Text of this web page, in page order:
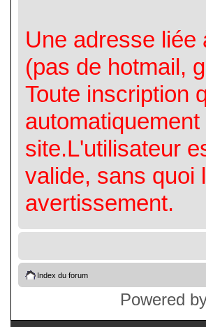
Une adresse liée
(pas de hotmail,
Toute inscription
site.L'utilisateur
valide, sans quoi
avertissement.
Index du forum
Powered